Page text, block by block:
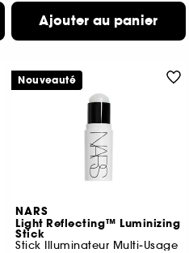
Ajouter au panier
NARS
Light Reflecting™ Luminizing
Stick
Stick Illuminateur Multi‑Usage
Nouveauté